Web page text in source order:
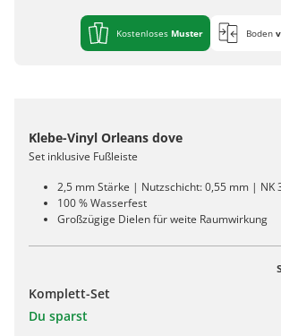
Kostenloses Muster Boden
Klebe-Vinyl Orleans dove
Set inklusive Fußleiste
2,5 mm Stärke | Nutzschicht: 0,55 mm | NK
100 % Wasserfest
Großzügige Dielen für weite Raumwirkung
Komplett-Set
Du sparst